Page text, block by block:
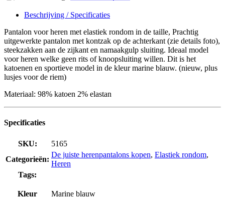
Beschrijving / Specificaties
Pantalon voor heren met elastiek rondom in de taille, Prachtig
uitgewerkte pantalon met kontzak op de achterkant (zie details foto),
steekzakken aan de zijkant en namaakgulp sluiting. Ideaal model
voor heren welke geen rits of knoopsluiting willen. Dit is het
katoenen en sportieve model in de kleur marine blauw. (nieuw, plus
lusjes voor de riem)
Materiaal: 98% katoen 2% elastan
Specificaties
SKU:
5165
Categorieën:
De juiste herenpantalons kopen, Elastiek rondom,
Heren
Tags:
Kleur Marine blauw